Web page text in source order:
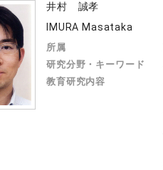
井村 誠孝
IMURA Masataka
所属
研究分野・キーワード
教育研究内容